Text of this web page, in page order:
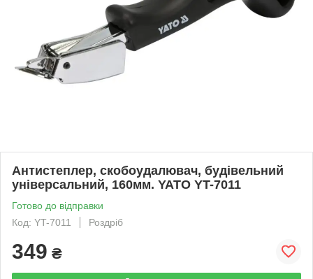
Антистеплер, скобоудалювач, будівельний
універсальний, 160мм. YATO YT-7011
Готово до відправки
Код: YT-7011
Роздріб
349 ₴